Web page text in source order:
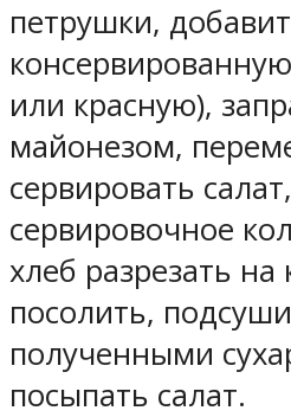
петрушки,
или красную),
майонезом,
сервировать
сервировочное
хлеб разрезать на
посолить,
полученными
посыпать салат.